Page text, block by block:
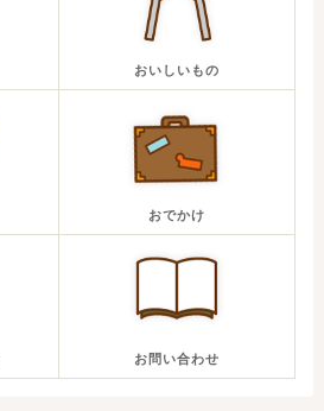
おいしいもの
おでかけ
お問い合わせ